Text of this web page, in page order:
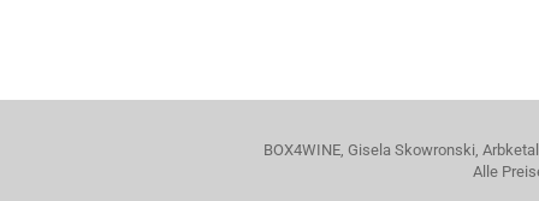
BOX4WINE, Gisela Skowronski,
Alle